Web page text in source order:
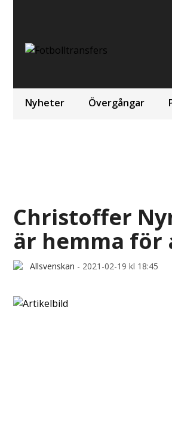
Nyheter Övergångar
Christoffer
är hemma för
Allsvenskan - 2021-02-19 kl 18:45